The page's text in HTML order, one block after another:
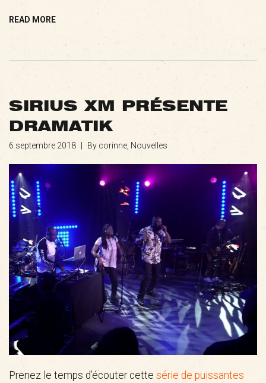
READ MORE
SIRIUS XM PRÉSENTE
DRAMATIK
6 septembre 2018 By corinne, Nouvelles
Prenez le temps d’écouter cette série de puissantes